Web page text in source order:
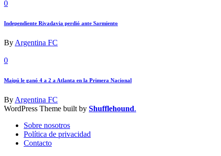
0
Independiente Rivadavia perdió ante Sarmiento
By Argentina FC
0
Maipú le ganó 4 a 2 a Atlanta en la Primera Nacional
By Argentina FC
WordPress Theme built by Shufflehound.
Sobre nosotros
Política de privacidad
Contacto